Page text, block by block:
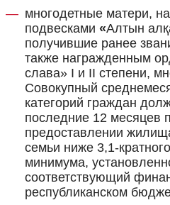
многодетные матери,
подвесками «Алтын
получившие ранее
также награжденным
слава» I и II степени,
Совокупный
категорий граждан
последние 12 месяцев
предоставлении
семьи ниже 3,1-
минимума,
соответствующий
республиканском